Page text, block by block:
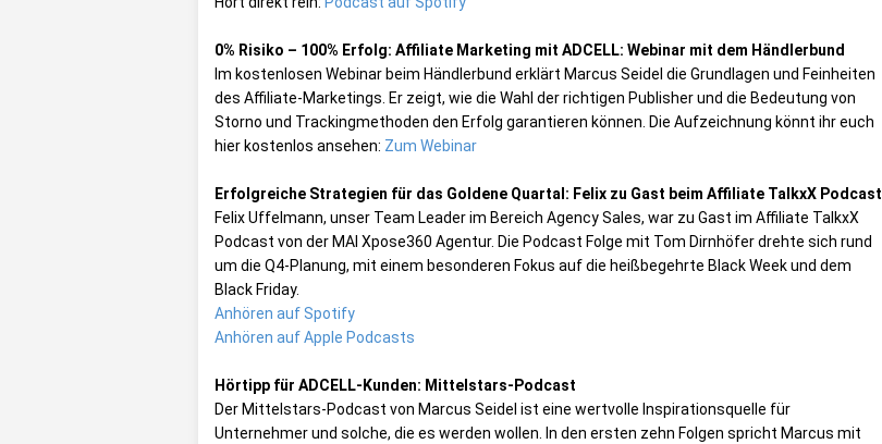
0% Risiko – 100% Erfolg: Affiliate Marketing mit ADCELL: Webinar mit dem Händlerbund
Im kostenlosen Webinar beim Händlerbund erklärt Marcus Seidel die Grundlagen und Feinheiten
des Affiliate-Marketings. Er zeigt, wie die Wahl der richtigen Publisher und die Bedeutung von
Storno und Trackingmethoden den Erfolg garantieren können. Die Aufzeichnung könnt ihr euch
hier kostenlos ansehen: Zum Webinar
Erfolgreiche Strategien für das Goldene Quartal: Felix zu Gast beim Affiliate TalkxX Podcast
Felix Uffelmann, unser Team Leader im Bereich Agency Sales, war zu Gast im Affiliate TalkxX
Podcast von der MAI Xpose360 Agentur. Die Podcast Folge mit Tom Dirnhöfer drehte sich rund
um die Q4-Planung, mit einem besonderen Fokus auf die heißbegehrte Black Week und dem
Black Friday.
Anhören auf Spotify
Anhören auf Apple Podcasts
Hörtipp für ADCELL-Kunden: Mittelstars-Podcast
Der Mittelstars-Podcast von Marcus Seidel ist eine wertvolle Inspirationsquelle für
Unternehmer und solche, die es werden wollen. In den ersten zehn Folgen spricht Marcus mit